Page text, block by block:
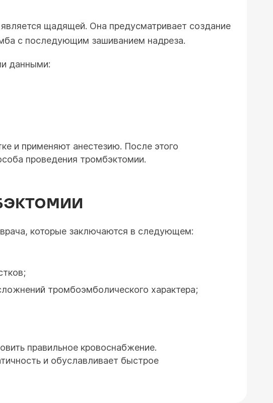
щадящей. Она предусматривает создание
с последующим зашиванием надреза.
данными:
и применяют анестезию. После этого
проведения тромбэктомии.
которые заключаются в следующем:
тромбоэмболического характера;
правильное кровоснабжение.
и обуславливает быстрое